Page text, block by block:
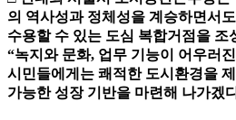
의 역사성과 정체성을 계승하면서
수용할 수 있는 도심 복합거점을 조
“녹지와 문화, 업무 기능이 어우러
시민들에게는 쾌적한 도시환경을
가능한 성장 기반을 마련해 나가겠